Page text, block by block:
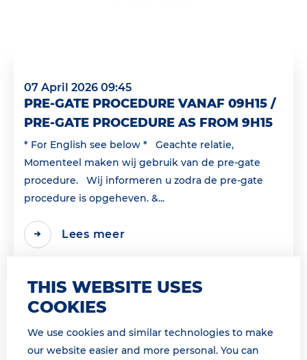
07 April 2026 09:45
PRE-GATE PROCEDURE VANAF 09H15 /
PRE-GATE PROCEDURE AS FROM 9H15
* For English see below * Geachte relatie,
Momenteel maken wij gebruik van de pre-gate
procedure. Wij informeren u zodra de pre-gate
procedure is opgeheven. &...
Lees meer
THIS WEBSITE USES
COOKIES
We use cookies and similar technologies to make
our website easier and more personal. You can